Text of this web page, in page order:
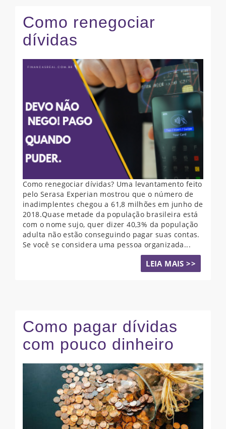
Como renegociar
dívidas
Como renegociar dívidas? Uma levantamento feito
pelo Serasa Experian mostrou que o número de
inadimplentes chegou a 61,8 milhões em junho de
2018.Quase metade da população brasileira está
com o nome sujo, quer dizer 40,3% da população
adulta não estão conseguindo pagar suas contas.
Se você se considera uma pessoa organizada...
LEIA MAIS >>
Como pagar dívidas
com pouco dinheiro